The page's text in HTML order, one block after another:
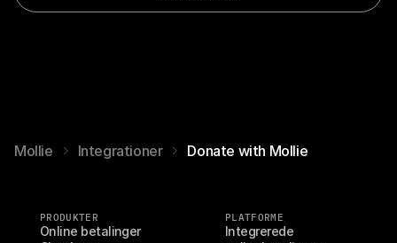
Mollie Integrationer Donate with Mollie
PRODUKTER
Online betalinger
PLATFORME
Integrerede